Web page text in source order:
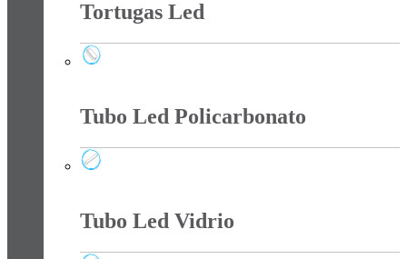
Tortugas Led
Tubo Led Policarbonato
Tubo Led Vidrio